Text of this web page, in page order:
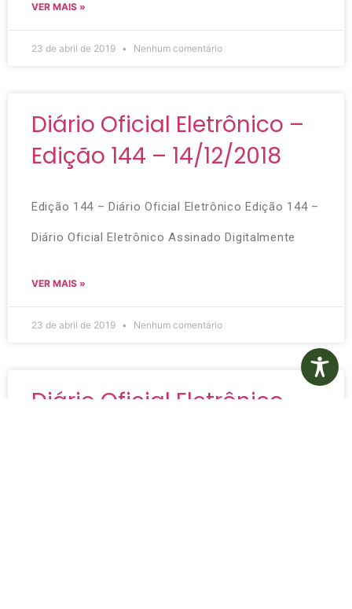
VER MAIS »
23 de abril de 2019 Nenhum comentário
Diário Oficial Eletrônico –
Edição 144 – 14/12/2018
Edição 144 – Diário Oficial Eletrônico Edição 144 –
Diário Oficial Eletrônico Assinado Digitalmente
VER MAIS »
23 de abril de 2019 Nenhum comentário
Diário Oficial Eletrônico –